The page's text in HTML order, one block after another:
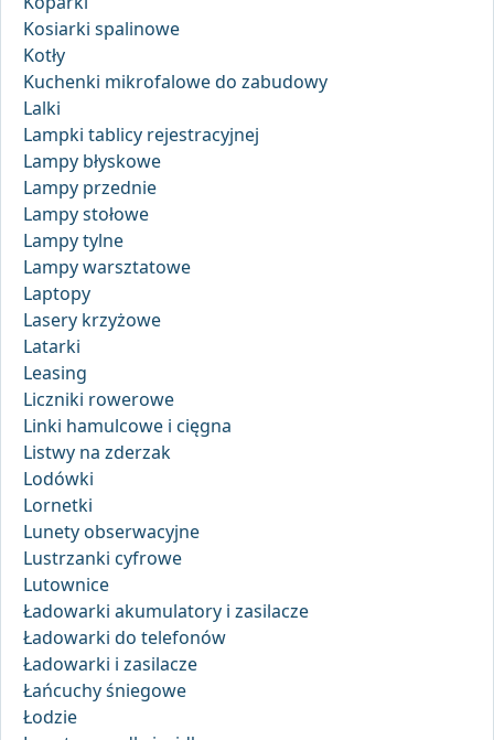
Kosiarki spalinowe
Kotły
Kuchenki mikrofalowe do zabudowy
Lalki
Lampki tablicy rejestracyjnej
Lampy błyskowe
Lampy przednie
Lampy stołowe
Lampy tylne
Lampy warsztatowe
Laptopy
Lasery krzyżowe
Latarki
Leasing
Liczniki rowerowe
Linki hamulcowe i cięgna
Listwy na zderzak
Lodówki
Lornetki
Lunety obserwacyjne
Lustrzanki cyfrowe
Lutownice
Ładowarki akumulatory i zasilacze
Ładowarki do telefonów
Ładowarki i zasilacze
Łańcuchy śniegowe
Łodzie